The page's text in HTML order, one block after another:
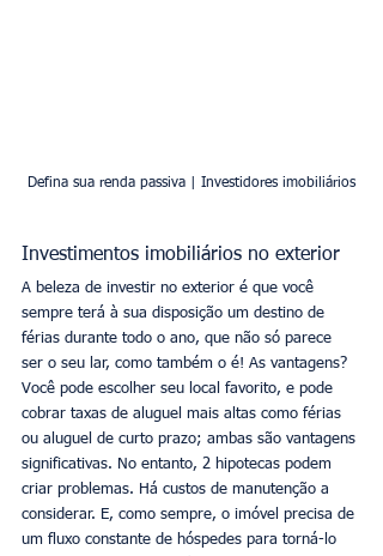
Defina sua renda passiva | Investidores imobiliários
Investimentos imobiliários no exterior
A beleza de investir no exterior é que você
sempre terá à sua disposição um destino de
férias durante todo o ano, que não só parece
ser o seu lar, como também o é! As vantagens?
Você pode escolher seu local favorito, e pode
cobrar taxas de aluguel mais altas como férias
ou aluguel de curto prazo; ambas são vantagens
significativas. No entanto, 2 hipotecas podem
criar problemas. Há custos de manutenção a
considerar. E, como sempre, o imóvel precisa de
um fluxo constante de hóspedes para torná-lo